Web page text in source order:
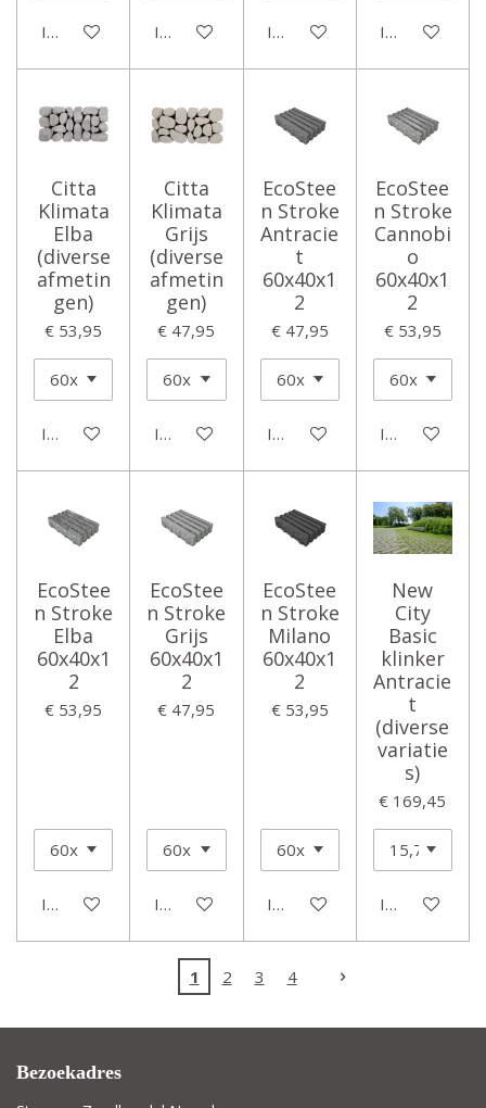
In winkelwagen In winkelwagen In winkelwagenIn
Citta
Klimata
Elba
(diverse
afmetin
gen)
€ 53,95
In winkelwagen
Citta
Klimata
Grijs
(diverse
afmetin
gen)
€ 47,95
In winkelwagen
EcoStee
n Stroke
Antracie
t
60x40x1
2
€ 47,95
In winkelwagen
EcoStee
n Stroke
Cannobi
o
60x40x1
2
€ 53,95
In
EcoStee
n Stroke
Elba
60x40x1
2
€ 53,95
In winkelwagen
EcoStee
n Stroke
Grijs
60x40x1
2
€ 47,95
In winkelwagen
EcoStee
n Stroke
Milano
60x40x1
2
€ 53,95
In winkelwagen
New
City
Basic
klinker
Antracie
t
(diverse
variatie
s)
€ 169,45
In
1 2 3 4
Bezoekadres